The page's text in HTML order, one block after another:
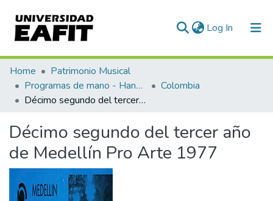
Log In (current)
Communities & Collections
All of DSpace
Home
Patrimonio Musical
Programas de mano - Hand programs
Colombia
Décimo segundo del tercer año de Medellín Pro Arte 1977
Décimo segundo del tercer año
de Medellín Pro Arte 1977